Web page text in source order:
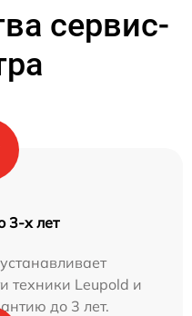
сервис-
3-х лет
техники Leupold и
до 3 лет.